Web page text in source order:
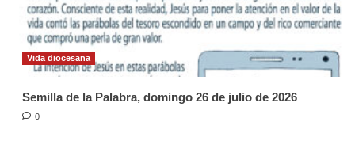
Vida diocesana
Semilla de la Palabra, domingo 26 de julio de 2026
0